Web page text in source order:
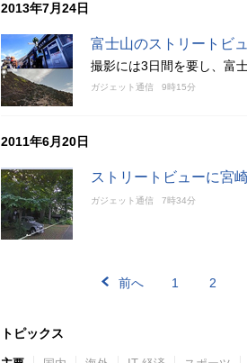
2013年7月24日
富士山のストリートビ
撮影には3日間を要し、富
ガジェット通信 9時15分
2011年6月20日
ストリートビューに宮
ガジェット通信 7時34分
前へ 1 2
トピックス